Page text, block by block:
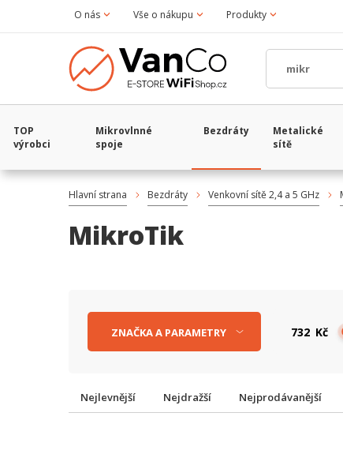
O nás Vše o nákupu Produkty
TOP
výrobci
Mikrovlnné
spoje
Bezdráty
Metalické
sítě
Hlavní strana Bezdráty Venkovní sítě 2,4 a 5 GHz
MikroTik
Kč
ZNAČKAA PARAMETRY
Nejlevnější Nejdražší Nejprodávanější